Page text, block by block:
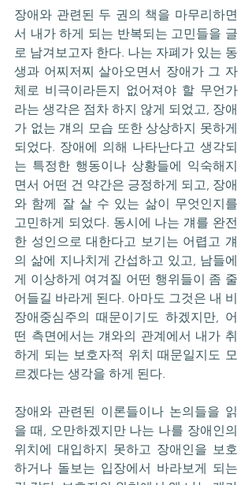
장애와 관련된 두 권의 책을 마무리하면
서 내가 하게 되는 반복되는 고민들을 글
로 남겨보고자 한다. 나는 자폐가 있는 동
생과 어찌저찌 살아오면서 장애가 그 자
체로 비극이라든지 없어져야 할 무언가
라는 생각은 점차 하지 않게 되었고, 장애
가 없는 걔의 모습 또한 상상하지 못하게
되었다. 장애에 의해 나타난다고 생각되
는 특정한 행동이나 상황들에 익숙해지
면서 어떤 건 약간은 긍정하게 되고, 장애
와 함께 잘 살 수 있는 삶이 무엇인지를
고민하게 되었다. 동시에 나는 걔를 완전
한 성인으로 대한다고 보기는 어렵고 걔
의 삶에 지나치게 간섭하고 있고, 남들에
게 이상하게 여겨질 어떤 행위들이 좀 줄
어들길 바라게 된다. 아마도 그것은 내 비
장애중심주의 때문이기도 하겠지만, 어
떤 측면에서는 걔와의 관계에서 내가 취
하게 되는 보호자적 위치 때문일지도 모
르겠다는 생각을 하게 된다.
장애와 관련된 이론들이나 논의들을 읽
을 때, 오만하겠지만 나는 나를 장애인의
위치에 대입하지 못하고 장애인을 보호
하거나 돌보는 입장에서 바라보게 되는